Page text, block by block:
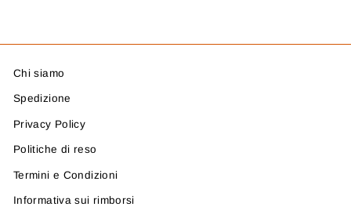
Chi siamo
Spedizione
Privacy Policy
Politiche di reso
Termini e Condizioni
Informativa sui rimborsi